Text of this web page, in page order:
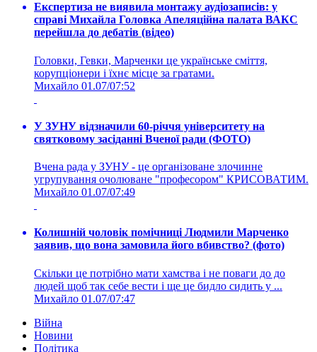
Експертиза не виявила монтажу аудіозаписів: у
справі Михайла Головка Апеляційна палата ВАКС
перейшла до дебатів (відео)
Головки, Гевки, Марченки це українське сміття,
корупціонери і їхнє місце за гратами.
Михайло 01.07/07:52
У ЗУНУ відзначили 60-річчя університету на
святковому засіданні Вченої ради (ФОТО)
Вчена рада у ЗУНУ - це організоване злочинне
угрупування очолюване "професором" КРИСОВАТИМ.
Михайло 01.07/07:49
Колишній чоловік помічниці Людмили Марченко
заявив, що вона замовила його вбивство? (фото)
Скільки це потрібно мати хамства і не поваги до до
людей щоб так себе вести і ще це бидло сидить у ...
Михайло 01.07/07:47
Війна
Новини
Політика